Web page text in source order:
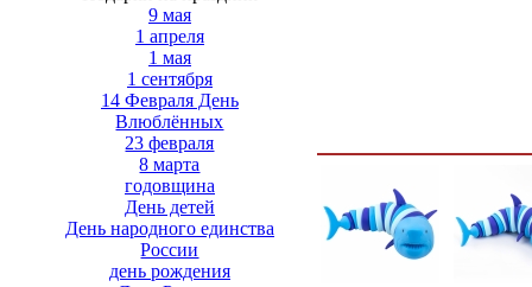
9 мая
1 апреля
1 мая
1 сентября
14 Февраля День
Влюблённых
23 февраля
8 марта
годовщина
День детей
День народного единства
России
день рождения